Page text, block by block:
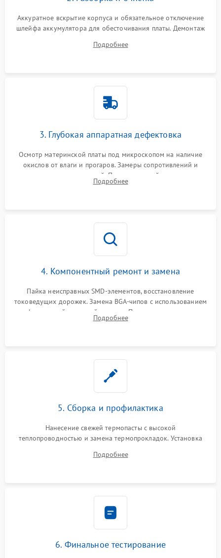
Аккуратное вскрытие корпуса и обязательное отключение
шлейфа аккумулятора для обесточивания платы. Демонтаж
высохшей термопасты с кристаллов чипов.
Подробнее
3. Глубокая аппаратная дефектовка
Осмотр материнской платы под микроскопом на наличие
окислов от влаги и прогаров. Замеры сопротивлений и
дежурных напряжений. Проверка цепей питания,
мультиконтроллера, процессора и видеочипа.
Подробнее
4. Компонентный ремонт и замена
Пайка неисправных SMD-элементов, восстановление
токоведущих дорожек. Замена BGA-чипов с использованием
инфракрасной паяльной станции. Прошивка микросхемы
BIOS или замена поврежденных портов USB
Подробнее
5. Сборка и профилактика
Нанесение свежей термопасты с высокой
теплопроводностью и замена термопрокладок. Установка
шлейфов, модулей памяти и накопителей. Предварительная
Подробнее
6. Финальное тестирование